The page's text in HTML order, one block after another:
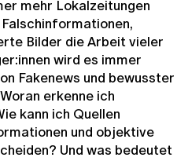
mehr Lokalzeitungen
Bilder die Arbeit vieler
wird es immer
Fakenews und bewusster
erkenne ich
kann ich Quellen
und objektive
Und was bedeutet